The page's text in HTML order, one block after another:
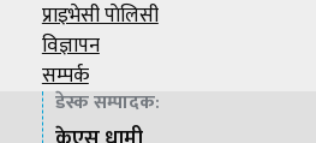
प्राइभेसी पाेलिसी
विज्ञापन
सम्पर्क
डेस्क सम्पादक: